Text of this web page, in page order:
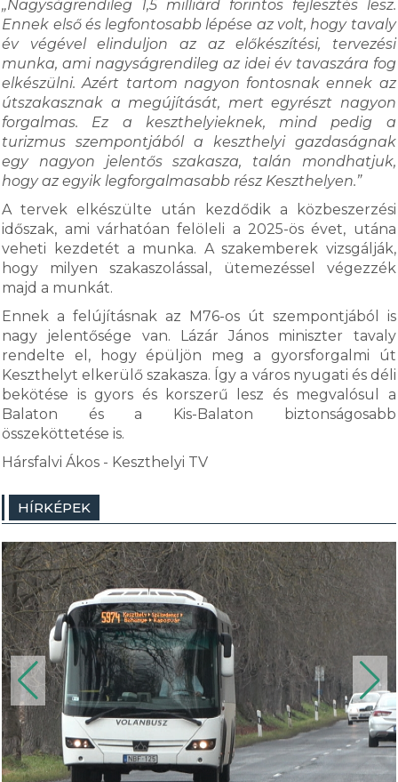
„Nagyságrendileg 1,5 milliárd forintos fejlesztés lesz.
Ennek első és legfontosabb lépése az volt, hogy tavaly
év végével elinduljon az az előkészítési, tervezési
munka, ami nagyságrendileg az idei év tavaszára fog
elkészülni. Azért tartom nagyon fontosnak ennek az
útszakasznak a megújítását, mert egyrészt nagyon
forgalmas. Ez a keszthelyieknek, mind pedig a
turizmus szempontjából a keszthelyi gazdaságnak
egy nagyon jelentős szakasza, talán mondhatjuk,
hogy az egyik legforgalmasabb rész Keszthelyen.”
A tervek elkészülte után kezdődik a közbeszerzési
időszak, ami várhatóan felöleli a 2025-ös évet, utána
veheti kezdetét a munka. A szakemberek vizsgálják,
hogy milyen szakaszolással, ütemezéssel végezzék
majd a munkát.
Ennek a felújításnak az M76-os út szempontjából is
nagy jelentősége van. Lázár János miniszter tavaly
rendelte el, hogy épüljön meg a gyorsforgalmi út
Keszthelyt elkerülő szakasza. Így a város nyugati és déli
bekötése is gyors és korszerű lesz és megvalósul a
Balaton és a Kis-Balaton biztonságosabb
összeköttetése is.
Hársfalvi Ákos - Keszthelyi TV
HÍRKÉPEK